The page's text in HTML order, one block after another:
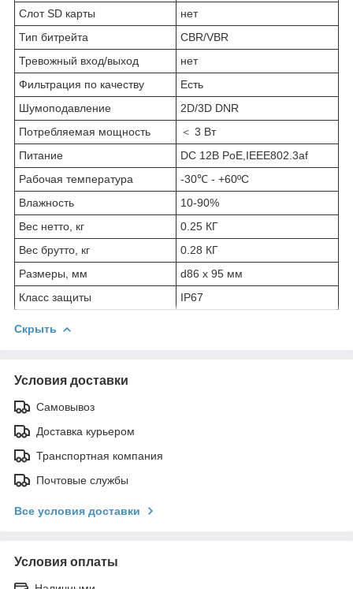
Слот SD карты
нет
Тип битрейта
CBR/VBR
Тревожный вход/выход
нет
Фильтрация по качеству
Есть
Шумоподавление
2D/3D DNR
Потребляемая мощность
＜ 3 Вт
Питание
DC 12В PoE,IEEE802.3af
Рабочая температура
-30℃ - +60ºC
Влажность
10-90%
Вес нетто, кг
0.25 КГ
Вес брутто, кг
0.28 КГ
Размеры, мм
d86 x 95 мм
Класс защиты
IP67
Скрыть
Условия доставки
Самовывоз
Доставка курьером
Транспортная компания
Почтовые службы
Все условия доставки
Условия оплаты